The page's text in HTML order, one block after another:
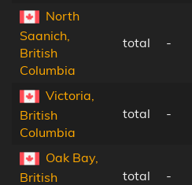
North
Saanich,
British
Columbia
total -
Victoria,
British
Columbia
total -
Oak Bay,
British
total -